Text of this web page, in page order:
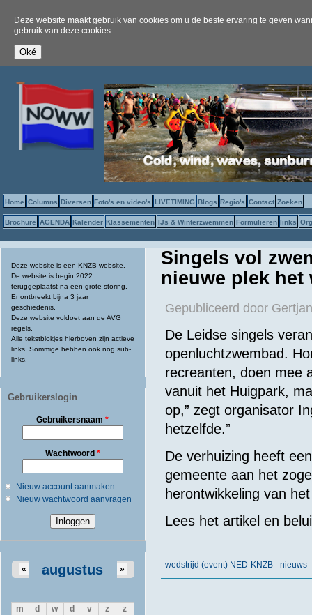
Deze website maakt gebruik van cookies om u de beste ervaring te geven
gebruik van deze cookies.
Home Columns Diversen Foto's en video's LIVETIMING Blogs Regio's Contact Zoeken
Brochure AGENDA Kalender Klassementen IJs & Winterzwemmen Formulieren links
Deze website is een KNZB-website.
De website is begin 2022
teruggeplaatst na een grote storing.
Er ontbreekt bijna 3 jaar
geschiedenis.
Deze website voldoet aan de AVG
regels.
Alle tekstblokjes hierboven zijn actieve
links. Sommige hebben ook nog sub-
links.
Gebruikerslogin
Gebruikersnaam*
Wachtwoord *
Nieuw account aanmaken
Nieuw wachtwoord aanvragen
augustus
« »
m d w d v z
z
Singels vol
nieuwe plek het
Gepubliceerd door
De Leidse singels
openluchtzwembad.
recreanten, doen mee
vanuit het Huigpark,
op,” zegt organisator
hetzelfde.”
De verhuizing heeft
gemeente aan het
herontwikkeling van
Lees het artikel en
wedstrijd (event) NED-KNZB nieuws